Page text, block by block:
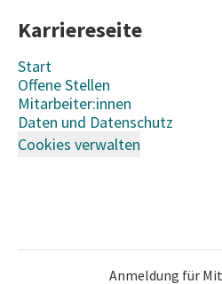
Karriereseite
Start
Offene Stellen
Mitarbeiter:innen
Daten und Datenschutz
Cookies verwalten
Anmeldung für